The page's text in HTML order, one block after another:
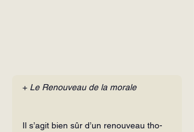
+ Le Renouveau de la morale
Il s’agit bien sûr d’un renouveau tho­